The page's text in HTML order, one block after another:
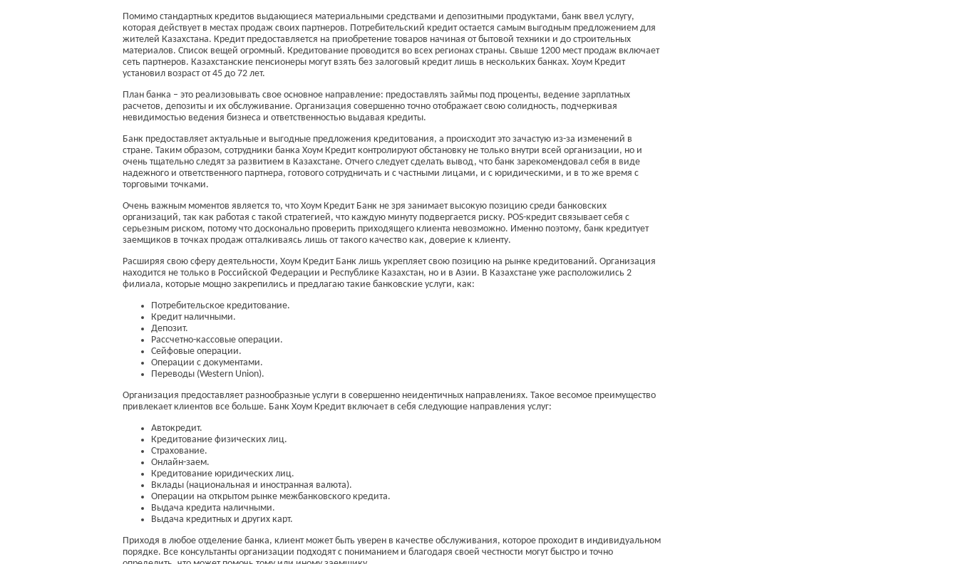
Помимо стандартных кредитов выдающиеся материальными средствами и депозитными продуктами, банк ввел услугу,
которая действует в местах продаж своих партнеров. Потребительский кредит остается самым выгодным предложением для
жителей Казахстана. Кредит предоставляется на приобретение товаров начиная от бытовой техники и до строительных
материалов. Список вещей огромный. Кредитование проводится во всех регионах страны. Свыше 1200 мест продаж включает
сеть партнеров. Казахстанские пенсионеры могут взять без залоговый кредит лишь в нескольких банках. Хоум Кредит
установил возраст от 45 до 72 лет.
План банка – это реализовывать свое основное направление: предоставлять займы под проценты, ведение зарплатных
расчетов, депозиты и их обслуживание. Организация совершенно точно отображает свою солидность, подчеркивая
невидимостью ведения бизнеса и ответственностью выдавая кредиты.
Банк предоставляет актуальные и выгодные предложения кредитования, а происходит это зачастую из-за изменений в
стране. Таким образом, сотрудники банка Хоум Кредит контролируют обстановку не только внутри всей организации, но и
очень тщательно следят за развитием в Казахстане. Отчего следует сделать вывод, что банк зарекомендовал себя в виде
надежного и ответственного партнера, готового сотрудничать и с частными лицами, и с юридическими, и в то же время с
торговыми точками.
Очень важным моментов является то, что Хоум Кредит Банк не зря занимает высокую позицию среди банковских
организаций, так как работая с такой стратегией, что каждую минуту подвергается риску. POS-кредит связывает себя с
серьезным риском, потому что досконально проверить приходящего клиента невозможно. Именно поэтому, банк кредитует
заемщиков в точках продаж отталкиваясь лишь от такого качество как, доверие к клиенту.
Расширяя свою сферу деятельности, Хоум Кредит Банк лишь укрепляет свою позицию на рынке кредитований. Организация
находится не только в Российской Федерации и Республике Казахстан, но и в Азии. В Казахстане уже расположились 2
филиала, которые мощно закрепились и предлагаю такие банковские услуги, как:
Потребительское кредитование.
Кредит наличными.
Депозит.
Рассчетно-кассовые операции.
Сейфовые операции.
Операции с документами.
Переводы (Western Union).
Организация предоставляет разнообразные услуги в совершенно неидентичных направлениях. Такое весомое преимущество
привлекает клиентов все больше. Банк Хоум Кредит включает в себя следующие направления услуг:
Автокредит.
Кредитование физических лиц.
Страхование.
Онлайн-заем.
Кредитование юридических лиц.
Вклады (национальная и иностранная валюта).
Операции на открытом рынке межбанковского кредита.
Выдача кредита наличными.
Выдача кредитных и других карт.
Приходя в любое отделение банка, клиент может быть уверен в качестве обслуживания, которое проходит в индивидуальном
порядке. Все консультанты организации подходят с пониманием и благодаря своей честности могут быстро и точно